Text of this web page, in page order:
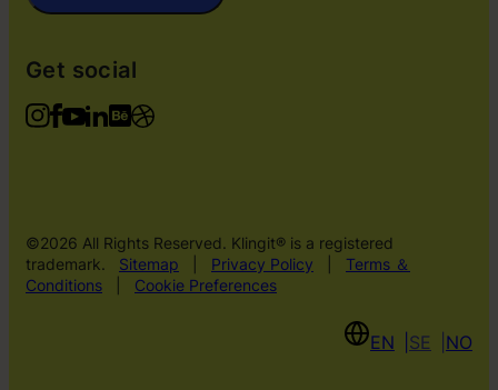
Get social
©2026 All Rights Reserved. Klingit® is a registered
trademark.
Sitemap Privacy Policy
Terms ＆
Conditions
Cookie Preferences
EN SE NO